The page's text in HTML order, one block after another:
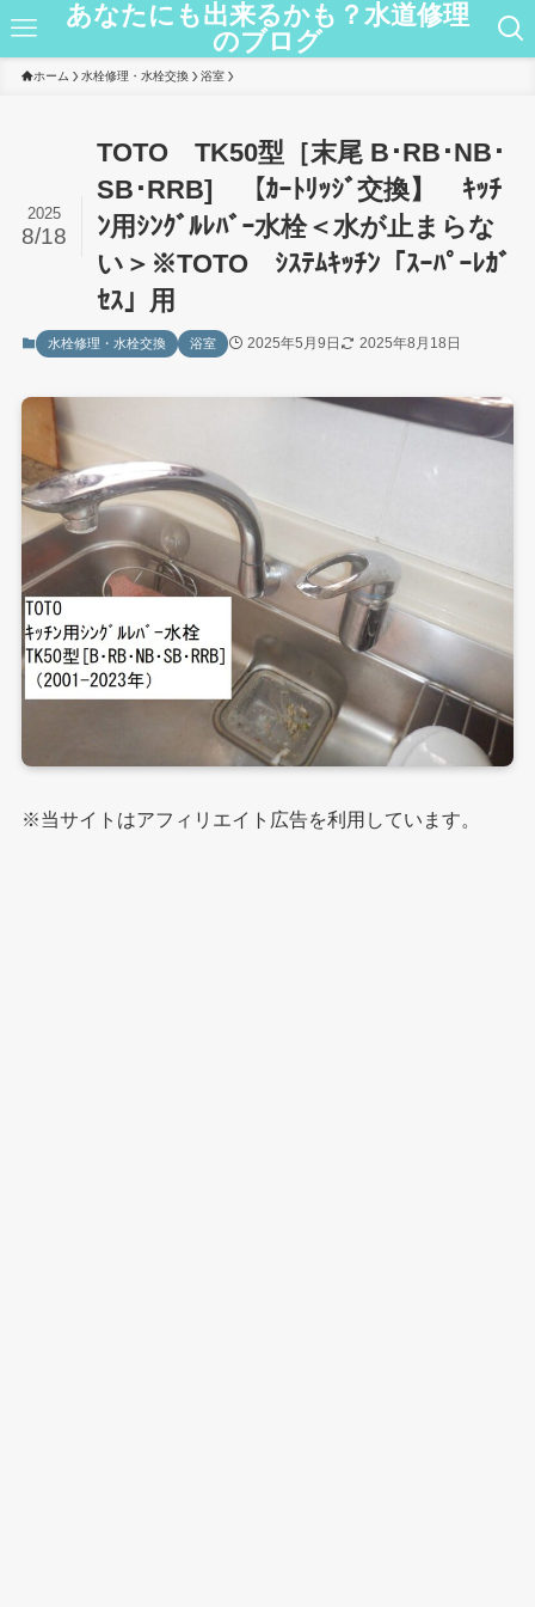
あなたにも出来るかも？水道修理
のブログ
ホーム 水栓修理・水栓交換 浴室
TOTO TK50型［末尾 B･RB･NB･
SB･RRB] 【ｶｰﾄﾘｯｼﾞ交換】 ｷｯﾁ
ﾝ用ｼﾝｸﾞﾙﾚﾊﾞｰ水栓＜水が止まらな
い＞※TOTO ｼｽﾃﾑｷｯﾁﾝ「ｽｰﾊﾟｰﾚｶﾞ
ｾｽ」用
2025
8/18
水栓修理・水栓交換 浴室 2025年5月9日 2025年8月18日
※当サイトはアフィリエイト広告を利用しています。